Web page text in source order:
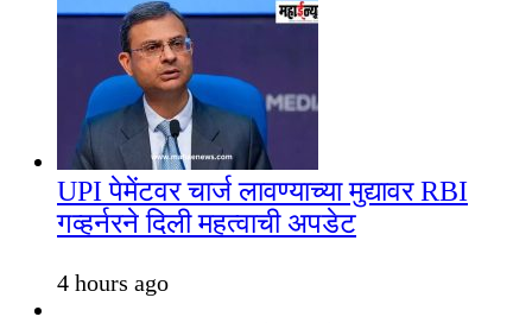
UPI पेमेंटवर चार्ज लावण्याच्या मुद्यावर RBI
गव्हर्नरने दिली महत्वाची अपडेट
4 hours ago